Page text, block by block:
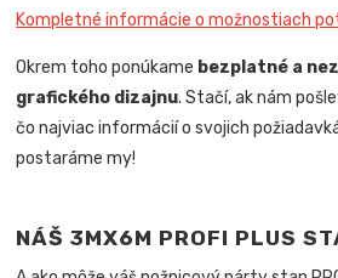
Kompletné informácie o možnostiach
Okrem toho ponúkame bezplatné a
grafického dizajnu. Stačí, ak nám
čo najviac informácií o svojich
postaráme my!
NÁŠ 3MX6M PROFI PLUS